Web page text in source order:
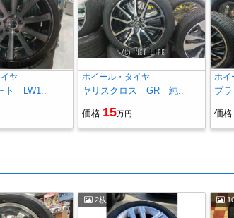
ヤ
ト LW1..
ホイール・タイヤ
ヤリスクロス GR 純..
価格 15万円
ホイ
プ
価格
2枚